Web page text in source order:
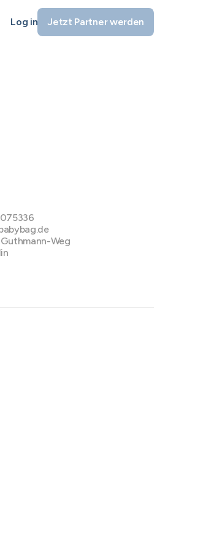
Log in Jetzt Partner werden
Weg